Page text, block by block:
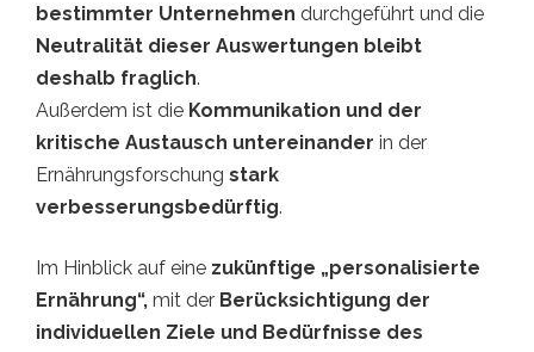
bestimmter Unternehmen durchgeführt und die
Neutralität dieser Auswertungen bleibt
deshalb fraglich.
Außerdem ist die Kommunikation und der
kritische Austausch untereinander in der
Ernährungsforschung stark
verbesserungsbedürftig.
Im Hinblick auf eine zukünftige „personalisierte
Ernährung“, mit der Berücksichtigung der
individuellen Ziele und Bedürfnisse des